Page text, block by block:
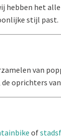
hebben het
stijl past.
van
oprichters
of